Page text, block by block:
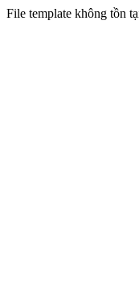
File template không tồn